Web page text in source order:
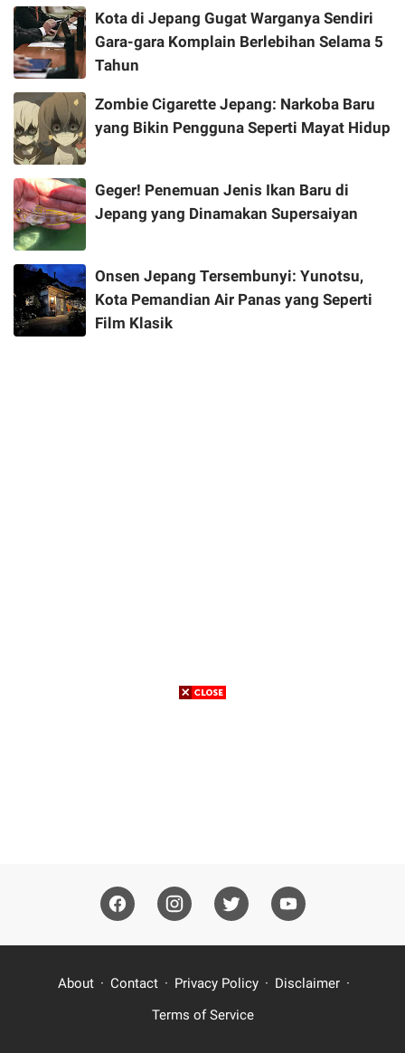
Kota di Jepang Gugat Warganya Sendiri
Gara-gara Komplain Berlebihan Selama 5
Tahun
Zombie Cigarette Jepang: Narkoba Baru
yang Bikin Pengguna Seperti Mayat Hidup
Geger! Penemuan Jenis Ikan Baru di
Jepang yang Dinamakan Supersaiyan
Onsen Jepang Tersembunyi: Yunotsu,
Kota Pemandian Air Panas yang Seperti
Film Klasik
About Contact Privacy Policy
Disclaimer
Terms of Service